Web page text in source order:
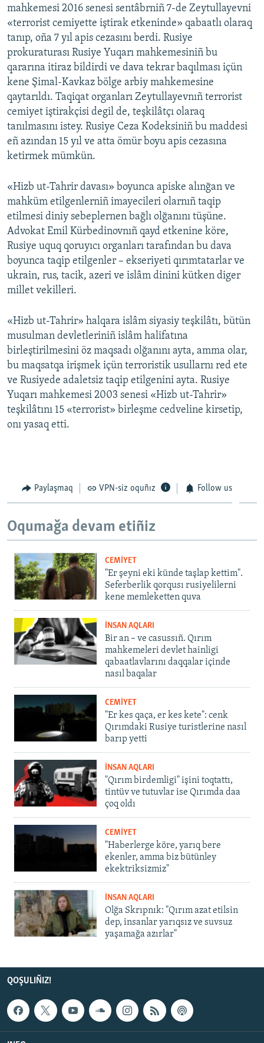
mahkemesi 2016 senesi sentâbrniñ 7-de Zeytullayevni
«terrorist cemiyette iştirak etkeninde» qabaatlı olaraq
tanıp, oña 7 yıl apis cezasını berdi. Rusiye
prokuraturası Rusiye Yuqarı mahkemesiniñ bu
qararına itiraz bildirdi ve dava tekrar baqılması içün
kene Şimal-Kavkaz bölge arbiy mahkemesine
qaytarıldı. Taqiqat organları Zeytullayevnıñ terrorist
cemiyet iştirakçisi degil de, teşkilâtçı olaraq
tanılmasını istey. Rusiye Ceza Kodeksiniñ bu maddesi
eñ azından 15 yıl ve atta ömür boyu apis cezasına
ketirmek mümkün.
«Hizb ut-Tahrir davası» boyunca apiske alınğan ve
mahküm etilgenlerniñ imayecileri olarnıñ taqip
etilmesi diniy sebeplernen bağlı olğanını tüşüne.
Advokat Emil Kürbedinovnıñ qayd etkenine köre,
Rusiye uquq qoruyıcı organları tarafından bu dava
boyunca taqip etilgenler – ekseriyeti qırımtatarlar ve
ukrain, rus, tacik, azeri ve islâm dinini kütken diger
millet vekilleri.
«Hizb ut-Tahrir» halqara islâm siyasiy teşkilâtı, bütün
musulman devletleriniñ islâm halifatına
birleştirilmesini öz maqsadı olğanını ayta, amma olar,
bu maqsatqa irişmek içün terroristik usullarnı red ete
ve Rusiyede adaletsiz taqip etilgenini ayta. Rusiye
Yuqarı mahkemesi 2003 senesi «Hizb ut-Tahrir»
teşkilâtını 15 «terrorist» birleşme cedveline kirsetip,
onı yasaq etti.
Paylaşmaq VPN-siz oquñız Follow us
Oqumağa devam etiñiz
CEMİYET
"Er şeyni eki künde taşlap kettim".
Seferberlik qorqusı rusiyelilerni
kene memleketten quva
İNSAN AQLARI
Bir an – ve casussıñ. Qırım
mahkemeleri devlet hainligi
qabaatlavlarını daqqalar içinde
nasıl baqalar
CEMİYET
"Er kes qaça, er kes kete": cenk
Qırımdaki Rusiye turistlerine nasıl
barıp yetti
İNSAN AQLARI
"Qırım birdemligi" işini toqtattı,
tintüv ve tutuvlar ise Qırımda daa
çoq oldı
CEMİYET
"Haberlerge köre, yarıq bere
ekenler, amma biz bütünley
ekektriksizmiz"
İNSAN AQLARI
Olğa Skrıpnık: "Qırım azat etilsin
dep, insanlar yarıqsız ve suvsuz
yaşamağa azırlar"
QOŞULIÑIZ!